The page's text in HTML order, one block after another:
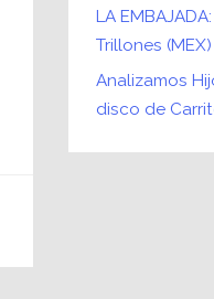
LA
Trillones (MEX)
Analizamos
disco de